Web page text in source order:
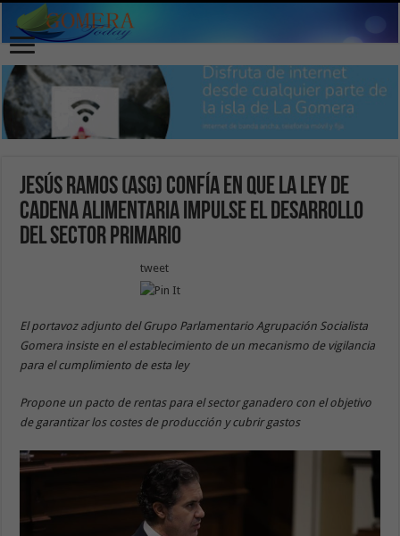
Jesús Ramos (ASG) confía en que la ley de
Cadena Alimentaria impulse el desarrollo
del sector primario
tweet
El portavoz adjunto del Grupo Parlamentario Agrupación Socialista
Gomera insiste en el establecimiento de un mecanismo de vigilancia
para el cumplimiento de esta ley
Propone un pacto de rentas para el sector ganadero con el objetivo
de garantizar los costes de producción y cubrir gastos